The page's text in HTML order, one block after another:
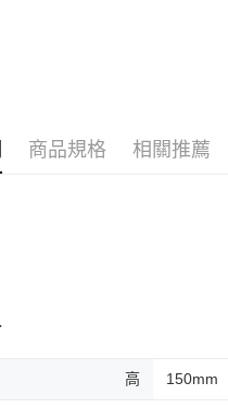
商品規格 相關推薦
高 150mm